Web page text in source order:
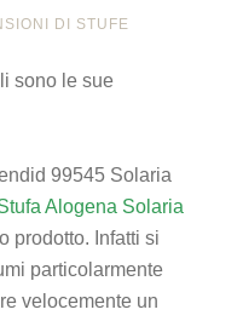
DI STUFE
sono le sue
99545 Solaria
Alogena Solaria
prodotto. Infatti si
particolarmente
velocemente un